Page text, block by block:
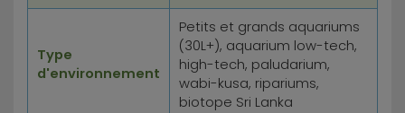
Type
d'environnement
Petits et grands aquariums
(30L+), aquarium low-tech,
high-tech, paludarium,
wabi-kusa, ripariums,
biotope Sri Lanka